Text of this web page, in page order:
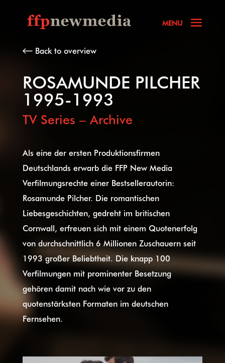
Back to overview
ROSAMUNDE PILCHER
1995-1993
TV Series – Archive
Als eine der ersten Produktionsfirmen
Deutschlands erwarb die FFP New Media
Verfilmungsrechte einer Bestsellerautorin:
Rosamunde Pilcher. Die romantischen
Liebesgeschichten, gedreht im britischen
Cornwall, erfreuen sich mit einem Quotenerfolg
von durchschnittlich 6 Millionen Zuschauern seit
1993 großer Beliebtheit. Die knapp 100
Verfilmungen mit prominenter Besetzung
gehören damit nach wie vor zu den
quotenstärksten Formaten im deutschen
Fernsehen.